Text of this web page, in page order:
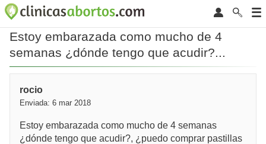
Estoy embarazada como mucho de 4
semanas ¿dónde tengo que acudir?...
rocio
Enviada: 6 mar 2018
Estoy embarazada como mucho de 4 semanas
¿dónde tengo que acudir?, ¿puedo comprar pastillas